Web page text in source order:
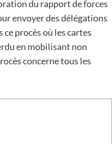
du rapport de forces
envoyer des délégations
procès où les cartes
en mobilisant non
concerne tous les